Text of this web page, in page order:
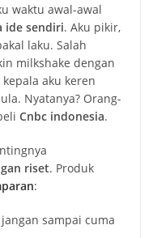
waktu awal-awal
ide sendiri. Aku pikir,
laku. Salah
milkshake dengan
aku keren
Nyatanya? Orang-
Cnbc indonesia.
riset. Produk
:
sampai cuma